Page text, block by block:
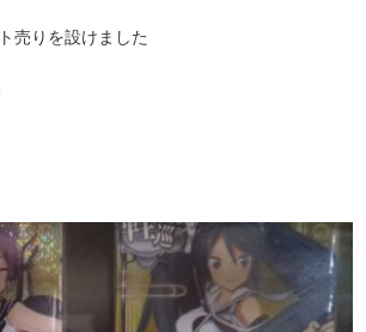
売りを設けました